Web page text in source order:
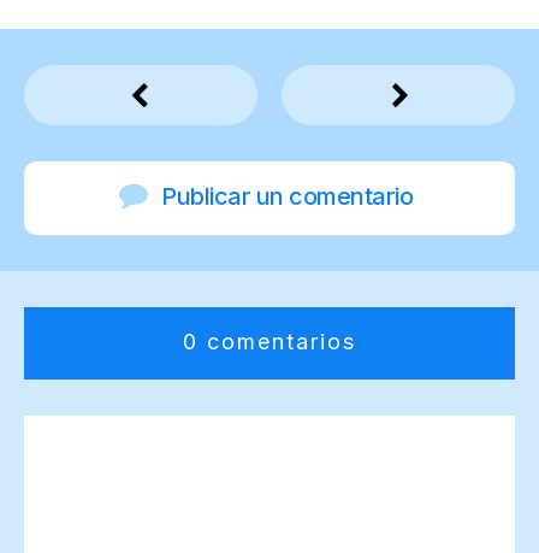
Publicar un comentario
0 comentarios